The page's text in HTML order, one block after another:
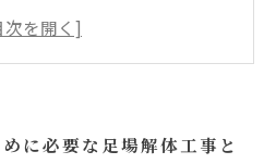
：足場解体時の危険要因
に必要な足場解体工事と